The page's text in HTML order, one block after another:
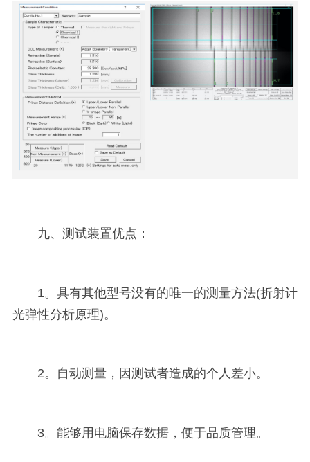
九、测试装置优点：
1。具有其他型号没有的唯一的测量方法(折射计
光弹性分析原理)。
2。自动测量，因测试者造成的个人差小。
3。能够用电脑保存数据，便于品质管理。